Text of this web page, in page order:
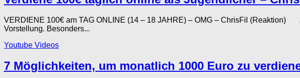
VERDIENE 100€ am TAG ONLINE (14 – 18 JAHRE) – OMG – ChrisFil
Vorstellung. Besonders...
Youtube Videos
7 Möglichkeiten, um monatlich 1000 Euro zu